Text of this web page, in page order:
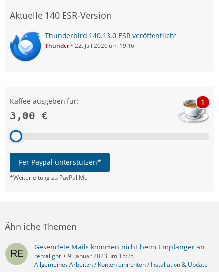
Aktuelle 140 ESR-Version
Thunderbird 140.13.0 ESR veröffentlicht
Thunder 22. Juli 2026 um 19:16
Kaffee ausgeben für:
3,00 €
1
Per Paypal unterstützen*
*Weiterleitung zu PayPal.Me
Ähnliche Themen
Gesendete Mails kommen nicht beim Empfänger an
rentalight
9. Januar 2023 um 15:25
Allgemeines Arbeiten / Konten einrichten / Installation & Update